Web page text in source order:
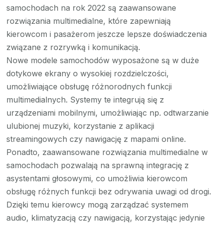
samochodach na rok 2022 są zaawansowane
rozwiązania multimedialne, które zapewniają
kierowcom i pasażerom jeszcze lepsze doświadczenia
związane z rozrywką i komunikacją.
Nowe modele samochodów wyposażone są w duże
dotykowe ekrany o wysokiej rozdzielczości,
umożliwiające obsługę różnorodnych funkcji
multimedialnych. Systemy te integrują się z
urządzeniami mobilnymi, umożliwiając np. odtwarzanie
ulubionej muzyki, korzystanie z aplikacji
streamingowych czy nawigację z mapami online.
Ponadto, zaawansowane rozwiązania multimedialne w
samochodach pozwalają na sprawną integrację z
asystentami głosowymi, co umożliwia kierowcom
obsługę różnych funkcji bez odrywania uwagi od drogi.
Dzięki temu kierowcy mogą zarządzać systemem
audio, klimatyzacją czy nawigacją, korzystając jedynie